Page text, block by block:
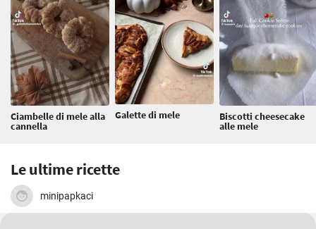
Ciambelle di mele alla
cannella
Galette di mele Biscotti cheesecake
alle mele
Le ultime ricette
minipapkaci